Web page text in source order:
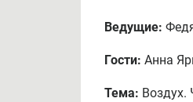
Ведущие:
Гости: Анна
Тема: Воздух.